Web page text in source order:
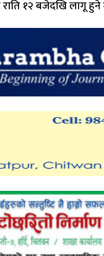
१२ बजेदखि लागू हुने